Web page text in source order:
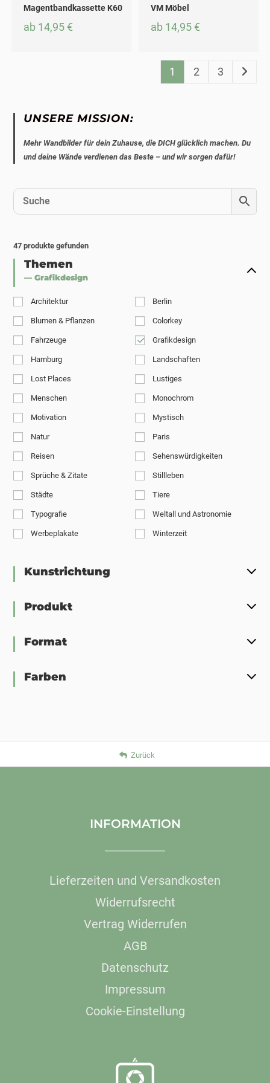
Magentbandkassette K60
ab 14,95 €
VM Möbel
ab 14,95 €
1 2 3
UNSERE MISSION:
Mehr Wandbilder für dein Zuhause, die DICH glücklich machen. Du
und deine Wände verdienen das Beste – und wir sorgen dafür!
47 produkte gefunden
Themen
— Grafikdesign
Architektur Berlin
Blumen & Pflanzen Colorkey
Fahrzeuge Grafikdesign
Hamburg Landschaften
Lost Places Lustiges
Menschen Monochrom
Motivation Mystisch
Natur Paris
Reisen Sehenswürdigkeiten
Sprüche & Zitate Stillleben
Städte Tiere
Typografie Weltall und Astronomie
Werbeplakate Winterzeit
Kunstrichtung
Produkt
Format
Farben
Zurück
INFORMATION
Lieferzeiten und Versandkosten
Widerrufsrecht
Vertrag Widerrufen
AGB
Datenschutz
Impressum
Cookie-Einstellung